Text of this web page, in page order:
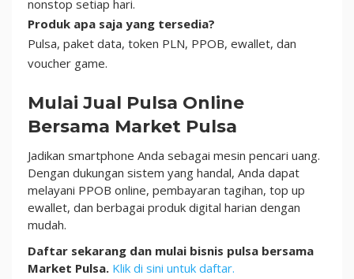
nonstop setiap hari.
Produk apa saja yang tersedia?
Pulsa, paket data, token PLN, PPOB, ewallet, dan
voucher game.
Mulai Jual Pulsa Online
Bersama Market Pulsa
Jadikan smartphone Anda sebagai mesin pencari uang.
Dengan dukungan sistem yang handal, Anda dapat
melayani PPOB online, pembayaran tagihan, top up
ewallet, dan berbagai produk digital harian dengan
mudah.
Daftar sekarang dan mulai bisnis pulsa bersama
Market Pulsa. Klik di sini untuk daftar.